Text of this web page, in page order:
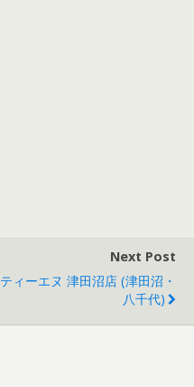
Next Post
ティーエヌ 津田沼店 (津田沼・
八千代)